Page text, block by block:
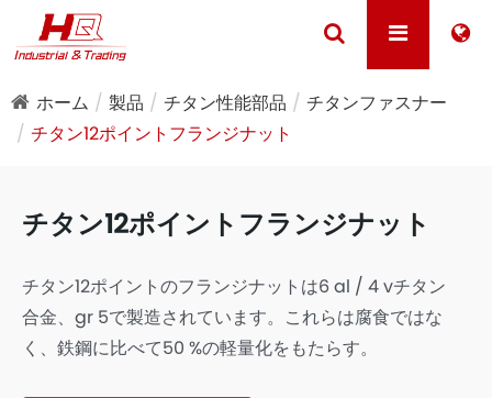
ホーム 製品 チタン性能部品
チタンファスナー
チタン12ポイントフランジナット
チタン12ポイントフランジナット
チタン12ポイントのフランジナットは6 al / 4 vチタン
合金、gr 5で製造されています。これらは腐食ではな
く、鉄鋼に比べて50 %の軽量化をもたらす。